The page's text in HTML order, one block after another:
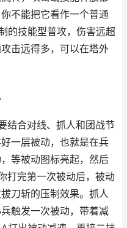
不能把它看作一个普通
的技能型普攻，伤害远超
击远得多，可以在塔外
结合对线、抓人和团战节
一层被动，也就是在兵
等被动图标亮起，然后
打完第一次被动后，被动
刀斩的压制效果。抓人
触发一次被动，带着减